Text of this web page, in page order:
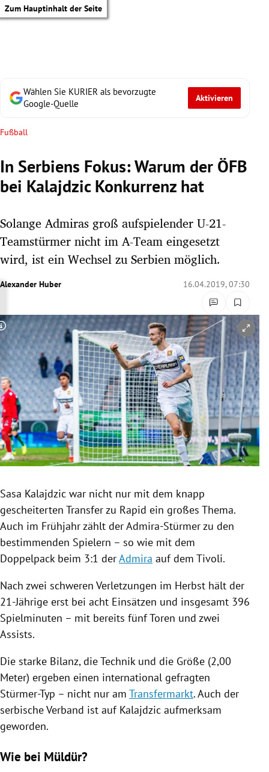
Zum Hauptinhalt der Seite
Untermenü
Untermenü
Untermenü
Untermenü
Untermenü
Untermenü
Untermenü
Untermenü
Wählen Sie KURIER als bevorzugte
Google-Quelle
Aktivieren
Fußball
In Serbiens Fokus: Warum der ÖFB
bei Kalajdzic Konkurrenz hat
Solange Admiras groß aufspielender U-21-
Teamstürmer nicht im A-Team eingesetzt
wird, ist ein Wechsel zu Serbien möglich.
Alexander Huber 16.04.2019, 07:30
Copyright-Hinweis öffnen/schließen
Sasa Kalajdzic war nicht nur mit dem knapp
gescheiterten Transfer zu Rapid ein großes Thema.
Auch im Frühjahr zählt der Admira-Stürmer zu den
bestimmenden Spielern – so wie mit dem
Doppelpack beim 3:1 derAdmira auf dem Tivoli.
Nach zwei schweren Verletzungen im Herbst hält der
21-Jährige erst bei acht Einsätzen und insgesamt 396
Spielminuten – mit bereits fünf Toren und zwei
Assists.
Die starke Bilanz, die Technik und die Größe (2,00
Meter) ergeben einen international gefragten
Stürmer-Typ – nicht nur am Transfermarkt. Auch der
serbische Verband ist auf Kalajdzic aufmerksam
geworden.
Wie bei Müldür?